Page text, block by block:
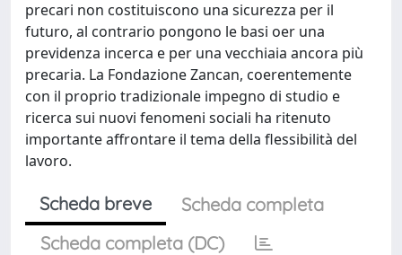
precari non costituiscono una sicurezza per il
futuro, al contrario pongono le basi oer una
previdenza incerca e per una vecchiaia ancora più
precaria. La Fondazione Zancan, coerentemente
con il proprio tradizionale impegno di studio e
ricerca sui nuovi fenomeni sociali ha ritenuto
importante affrontare il tema della flessibilità del
lavoro.
Scheda breve
Scheda completa
Scheda completa (DC)